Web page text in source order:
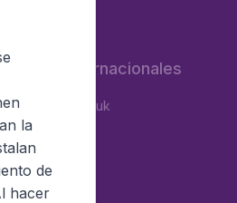
Sitios internacionales
BudgetAir.co.uk
Flugladen.de
BudgetAir.fr
la
de
hacer